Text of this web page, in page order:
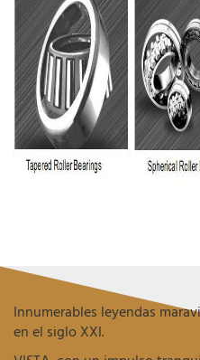
Innumerables leyendas
en el siglo XXI.